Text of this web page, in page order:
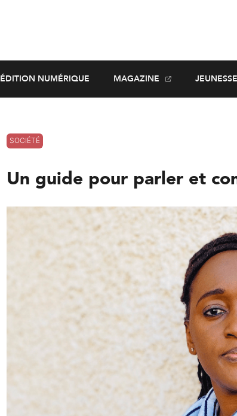
ÉDITION NUMÉRIQUE MAGAZINE JEUNESSE
SOCIÉTÉ
Un guide pour parler et